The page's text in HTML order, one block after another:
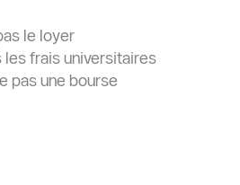
le loyer
les frais universitaires
pas une bourse